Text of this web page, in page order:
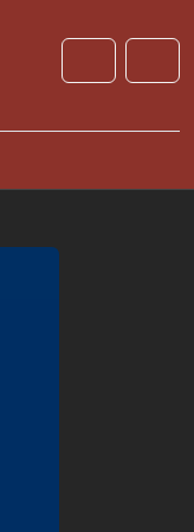
AccountCart